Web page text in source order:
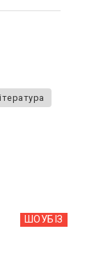
ШОУБIЗ